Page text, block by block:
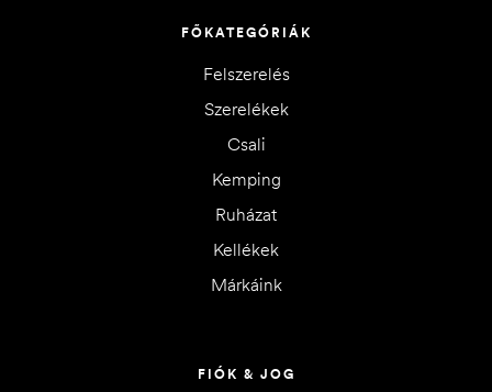
FŐKATEGÓRIÁK
Felszerelés
Szerelékek
Csali
Kemping
Ruházat
Kellékek
Márkáink
FIÓK & JOG